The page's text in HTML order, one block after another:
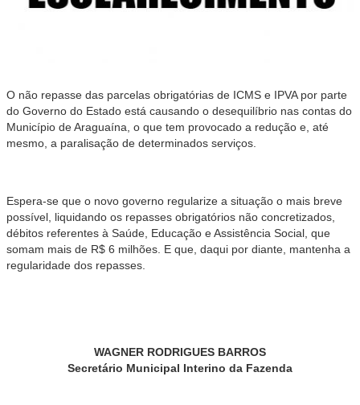
O não repasse das parcelas obrigatórias de ICMS e IPVA por parte
do Governo do Estado está causando o desequilíbrio nas contas do
Município de Araguaína, o que tem provocado a redução e, até
mesmo, a paralisação de determinados serviços.
Espera-se que o novo governo regularize a situação o mais breve
possível, liquidando os repasses obrigatórios não concretizados,
débitos referentes à Saúde, Educação e Assistência Social, que
somam mais de R$ 6 milhões. E que, daqui por diante, mantenha a
regularidade dos repasses.
WAGNER RODRIGUES BARROS
Secretário Municipal Interino da Fazenda